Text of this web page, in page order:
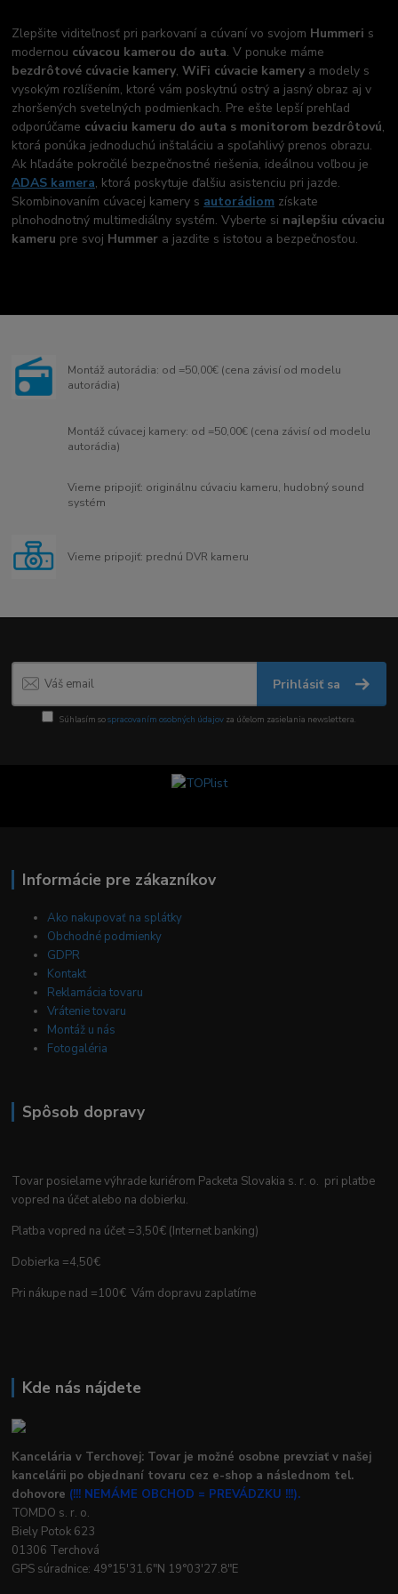
Zlepšite viditeľnosť pri parkovaní a cúvaní vo svojom Hummeri s
modernou cúvacou kamerou do auta. V ponuke máme
bezdrôtové cúvacie kamery,WiFi cúvacie kamery a modely s
vysokým rozlíšením, ktoré vám poskytnú ostrý a jasný obraz aj v
zhoršených svetelných podmienkach. Pre ešte lepší prehľad
odporúčame cúvaciu kameru do auta s monitorom bezdrôtovú,
ktorá ponúka jednoduchú inštaláciu a spoľahlivý prenos obrazu.
Ak hľadáte pokročilé bezpečnostné riešenia, ideálnou voľbou je
ADAS kamera, ktorá poskytuje ďalšiu asistenciu pri jazde.
Skombinovaním cúvacej kamery s autorádiom získate
plnohodnotný multimediálny systém. Vyberte si najlepšiu cúvaciu
kameru pre svoj Hummer a jazdite s istotou a bezpečnosťou.
Montáž autorádia: od =50,00€ (cena závisí od modelu
autorádia)
Montáž cúvacej kamery: od =50,00€ (cena závisí od modelu
autorádia)
Vieme pripojiť: originálnu cúvaciu kameru, hudobný sound
systém
Vieme pripojiť: prednú DVR kameru
Prihlásiť sa
Súhlasím sospracovaním osobných údajov za účelom zasielania newslettera.
Informácie pre zákazníkov
Ako nakupovať na splátky
Obchodné podmienky
GDPR
Kontakt
Reklamácia tovaru
Vrátenie tovaru
Montáž u nás
Fotogaléria
Spôsob dopravy
Tovar posielame výhrade kuriérom Packeta Slovakia s. r. o. pri platbe
vopred na účet alebo na dobierku.
Platba vopred na účet =3,50€ (Internet banking)
Dobierka =4,50€
Pri nákupe nad =100€ Vám dopravu zaplatíme
Kde nás nájdete
Kancelária v Terchovej: Tovar je možné osobne prevziať v našej
kancelárii po objednaní tovaru cez e-shop a následnom tel.
dohovore (!!! NEMÁME OBCHOD = PREVÁDZKU !!!).
TOMDO s. r. o.
Biely Potok 623
01306 Terchová
GPS súradnice: 49°15'31.6"N 19°03'27.8"E